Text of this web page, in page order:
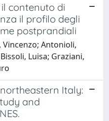
contenuto di
il profilo degli
postprandiali
Vincenzo; Antonioli,
Luisa; Graziani,
Italy:
and